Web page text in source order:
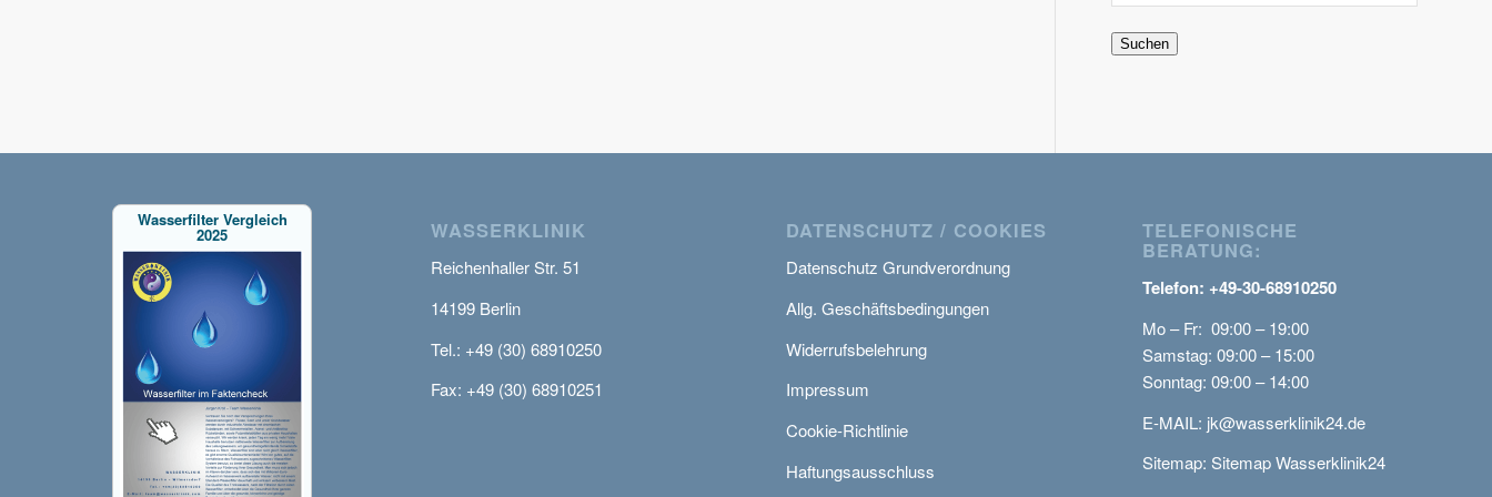
Suchen
Wasserfilter Vergleich
2025 WASSERKLINIK
Reichenhaller Str. 51
14199 Berlin
Tel.: +49 (30) 68910250
Fax: +49 (30) 68910251
DATENSCHUTZ / COOKIES
Datenschutz Grundverordnung
Allg. Geschäftsbedingungen
Widerrufsbelehrung
Impressum
Cookie-Richtlinie
Haftungsausschluss
TELEFONISCHE
BERATUNG:
Telefon: +49-30-68910250
Mo – Fr: 09:00 – 19:00
Samstag: 09:00 – 15:00
Sonntag: 09:00 – 14:00
E-MAIL: jk@wasserklinik24.de
Sitemap: Sitemap Wasserklinik24